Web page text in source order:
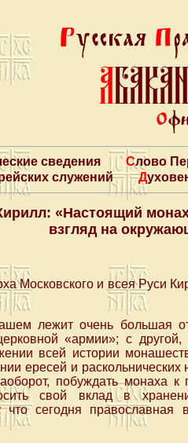
сведения
Слово
служений
«Настоящий
взгляд на
Московского и всея Руси
лежит очень большая
«армии»; с
всей истории
ересей и
побуждать монаха
свой вклад в
что сегодня